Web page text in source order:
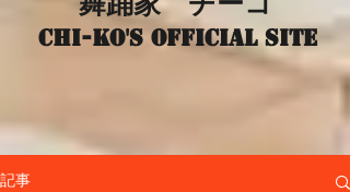
Chi-ko's Official site
記事